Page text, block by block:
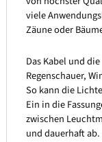
viele
Zäune oder
Das Kabel und
Regenschauer,
So kann die
Ein in die
zwischen
und dauerhaft ab.